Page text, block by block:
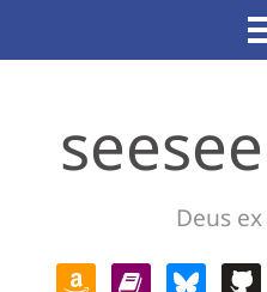
Deus